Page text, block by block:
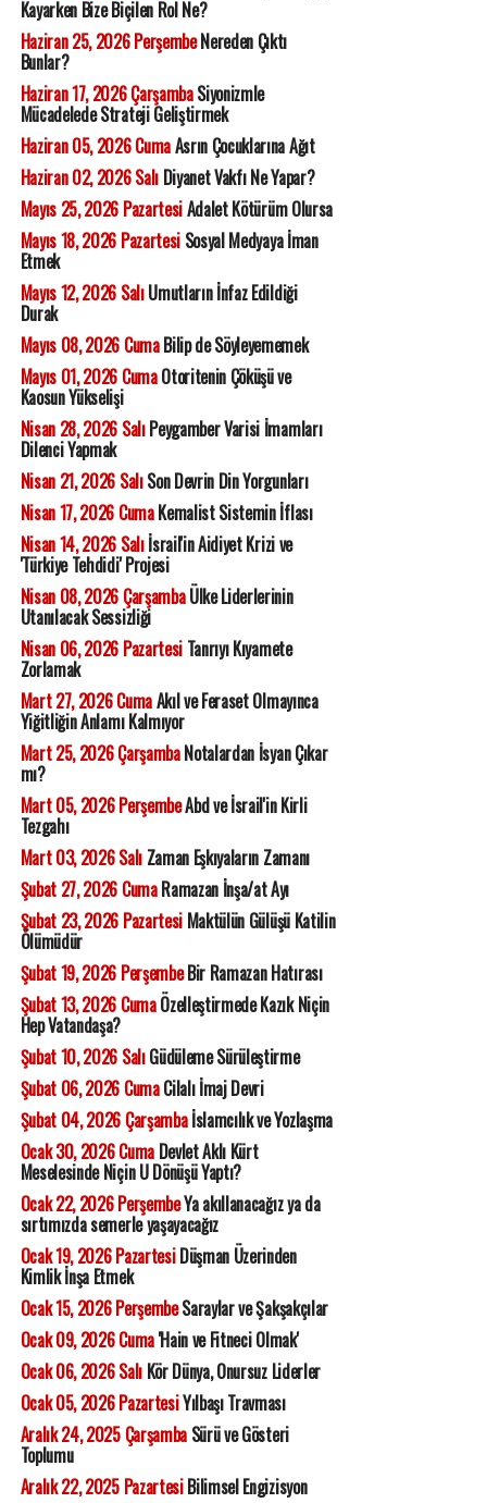
Kayarken Bize Biçilen Rol Ne?
Haziran 25, 2026 PerşembeNereden Çıktı
Bunlar?
Haziran 17, 2026 ÇarşambaSiyonizmle
Mücadelede Strateji Geliştirmek
Haziran 05, 2026 CumaAsrın Çocuklarına Ağıt
Haziran 02, 2026 SalıDiyanet Vakfı Ne Yapar?
Mayıs 25, 2026 PazartesiAdalet Kötürüm Olursa
Mayıs 18, 2026 PazartesiSosyal Medyaya İman
Etmek
Mayıs 12, 2026 SalıUmutların İnfaz Edildiği
Durak
Mayıs 08, 2026 CumaBilip de Söyleyememek
Mayıs 01, 2026 CumaOtoritenin Çöküşü ve
Kaosun Yükselişi
Nisan 28, 2026 SalıPeygamber Varisi İmamları
Dilenci Yapmak
Nisan 21, 2026 SalıSon Devrin Din Yorgunları
Nisan 17, 2026 CumaKemalist Sistemin İflası
Nisan 14, 2026 Salıİsrail'in Aidiyet Krizi ve
'Türkiye Tehdidi' Projesi
Nisan 08, 2026 ÇarşambaÜlke Liderlerinin
Utanılacak Sessizliği
Nisan 06, 2026 PazartesiTanrıyı Kıyamete
Zorlamak
Mart 27, 2026 CumaAkıl ve Feraset Olmayınca
Yiğitliğin Anlamı Kalmıyor
Mart 25, 2026 ÇarşambaNotalardan İsyan Çıkar
mı?
Mart 05, 2026 PerşembeAbd ve İsrail'in Kirli
Tezgahı
Mart 03, 2026 SalıZaman Eşkıyaların Zamanı
Şubat 27, 2026 CumaRamazan İnşa/at Ayı
Şubat 23, 2026 PazartesiMaktülün Gülüşü Katilin
Ölümüdür
Şubat 19, 2026 PerşembeBir Ramazan Hatırası
Şubat 13, 2026 CumaÖzelleştirmede Kazık Niçin
Hep Vatandaşa?
Şubat 10, 2026 SalıGüdüleme Sürüleştirme
Şubat 06, 2026 CumaCilalı İmaj Devri
Şubat 04, 2026 Çarşambaİslamcılık ve Yozlaşma
Ocak 30, 2026 CumaDevlet Aklı Kürt
Meselesinde Niçin U Dönüşü Yaptı?
Ocak 22, 2026 PerşembeYa akıllanacağız ya da
sırtımızda semerle yaşayacağız
Ocak 19, 2026 PazartesiDüşman Üzerinden
Kimlik İnşa Etmek
Ocak 15, 2026 PerşembeSaraylar ve Şakşakçılar
Ocak 09, 2026 Cuma'Hain ve Fitneci Olmak'
Ocak 06, 2026 SalıKör Dünya, Onursuz Liderler
Ocak 05, 2026 PazartesiYılbaşı Travması
Aralık 24, 2025 ÇarşambaSürü ve Gösteri
Toplumu
Aralık 22, 2025 PazartesiBilimsel Engizisyon